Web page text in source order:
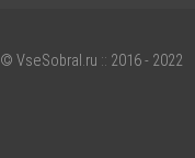
© VseSobral.ru :: 2016 - 2022